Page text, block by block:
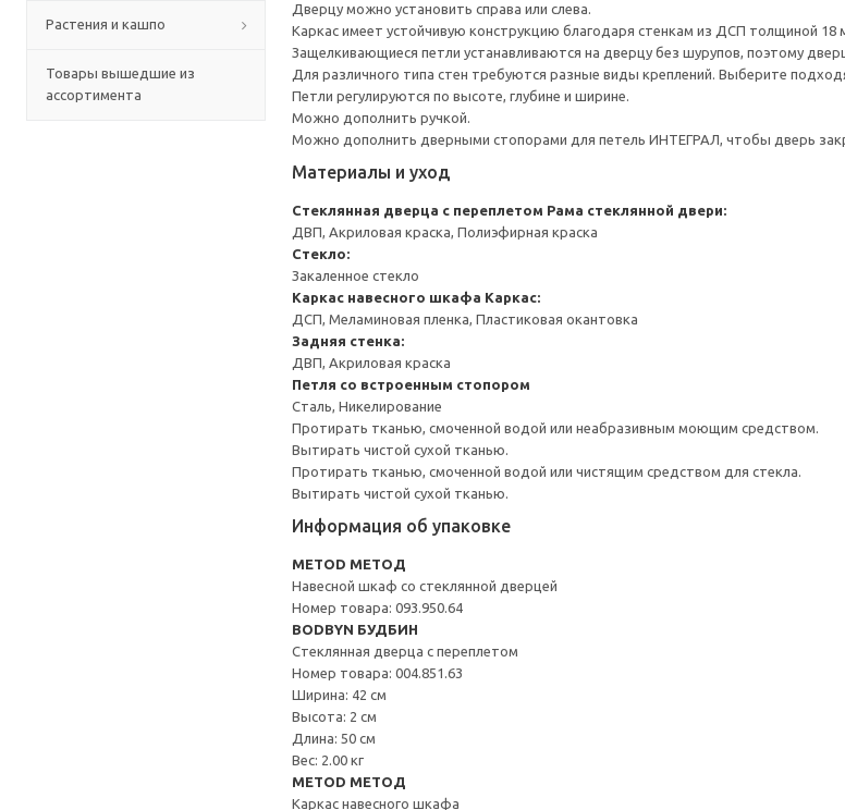
Растения и кашпо
Товары вышедшие из
ассортимента
Дверцу можно установить справа или слева.
Каркас имеет устойчивую конструкцию благодаря стенкам из ДСП толщиной 18
Защелкивающиеся петли устанавливаются на дверцу без шурупов, поэтому
Для различного типа стен требуются разные виды креплений. Выберите
Петли регулируются по высоте, глубине и ширине.
Можно дополнить ручкой.
Можно дополнить дверными стопорами для петель ИНТЕГРАЛ, чтобы дверь
Материалы и уход
Стеклянная дверца с переплетом Рама стеклянной двери:
ДВП, Акриловая краска, Полиэфирная краска
Стекло:
Закаленное стекло
Каркас навесного шкафа Каркас:
ДСП, Меламиновая пленка, Пластиковая окантовка
Задняя стенка:
ДВП, Акриловая краска
Петля со встроенным стопором
Сталь, Никелирование
Протирать тканью, смоченной водой или неабразивным моющим средством.
Вытирать чистой сухой тканью.
Протирать тканью, смоченной водой или чистящим средством для стекла.
Вытирать чистой сухой тканью.
Информация об упаковке
METOD МЕТОД
Навесной шкаф со стеклянной дверцей
Номер товара: 093.950.64
BODBYN БУДБИН
Стеклянная дверца с переплетом
Номер товара: 004.851.63
Ширина: 42 см
Высота: 2 см
Длина: 50 см
Вес: 2.00 кг
METOD МЕТОД
Каркас навесного шкафа